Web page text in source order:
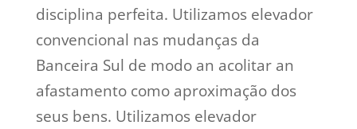
disciplina perfeita. Utilizamos elevador
convencional nas mudanças da
Banceira Sul de modo an acolitar an
afastamento como aproximação dos
seus bens. Utilizamos elevador